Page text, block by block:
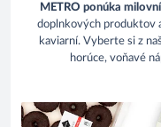
METRO ponúka
doplnkových produktov
kaviarní. Vyberte si z
horúce, voňavé